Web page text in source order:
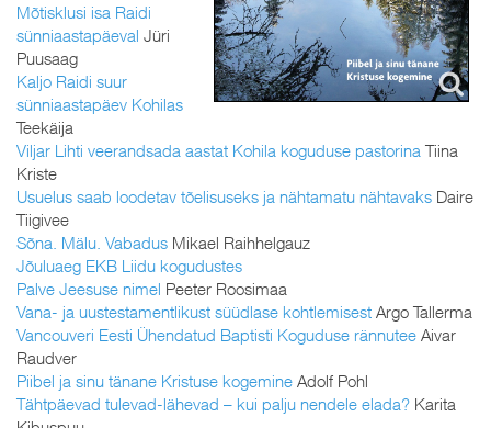
Mõtisklusi isa Raidi
sünniaastapäeval Jüri
Puusaag
Kaljo Raidi suur
sünniaastapäev Kohilas
Teekäija
Viljar Lihti veerandsada aastat Kohila koguduse pastorina Tiina
Kriste
Usuelus saab loodetav tõelisuseks ja nähtamatu nähtavaks Daire
Tiigivee
Sõna. Mälu. Vabadus Mikael Raihhelgauz
Jõuluaeg EKB Liidu kogudustes
Palve Jeesuse nimel Peeter Roosimaa
Vana- ja uustestamentlikust süüdlase kohtlemisest Argo Tallerma
Vancouveri Eesti Ühendatud Baptisti Koguduse rännutee Aivar
Raudver
Piibel ja sinu tänane Kristuse kogemine Adolf Pohl
Tähtpäevad tulevad-lähevad – kui palju nendele elada? Karita